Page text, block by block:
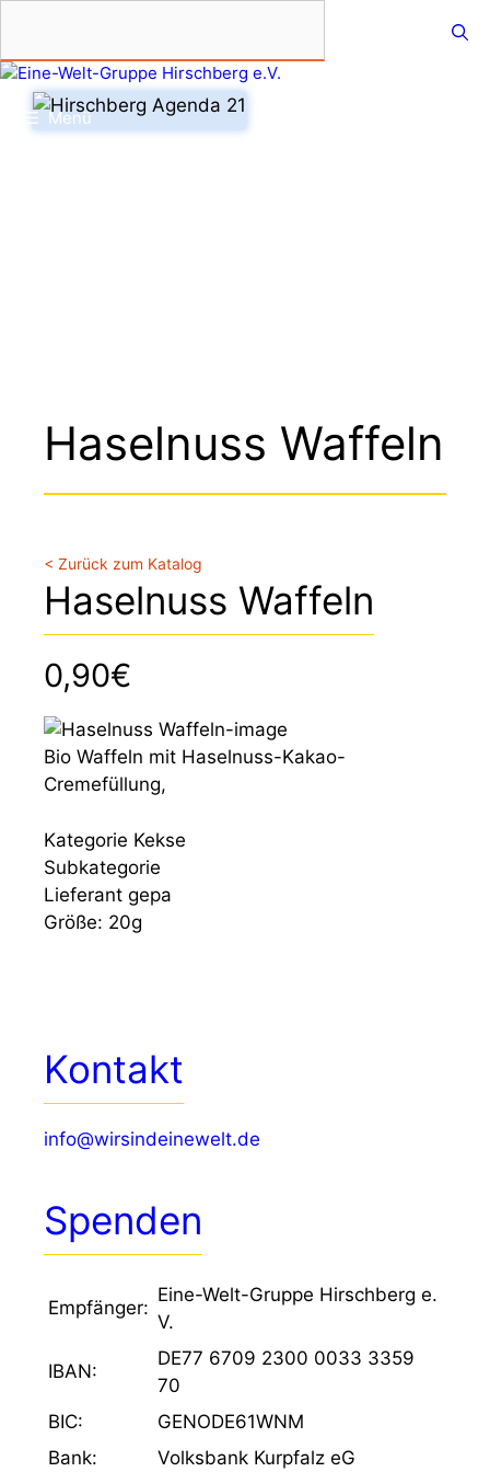
springen
Menü
Haselnuss Waffeln
< Zurück zum Katalog
Haselnuss Waffeln
0,90€
Bio Waffeln mit Haselnuss-Kakao-
Cremefüllung,
Kategorie Kekse
Subkategorie
Lieferant gepa
Größe: 20g
Kontakt
info@wirsindeinewelt.de
Spenden
Empfänger:
Eine-Welt-Gruppe Hirschberg e.
V.
IBAN:
DE77 6709 2300 0033 3359
70
BIC:
GENODE61WNM
Bank:
Volksbank Kurpfalz eG